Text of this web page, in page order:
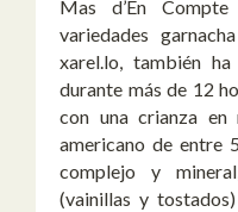
Mas d’En
variedades
xarel.lo, también
durante más de 12
con una crianza
americano de entre
complejo y
(vainillas y